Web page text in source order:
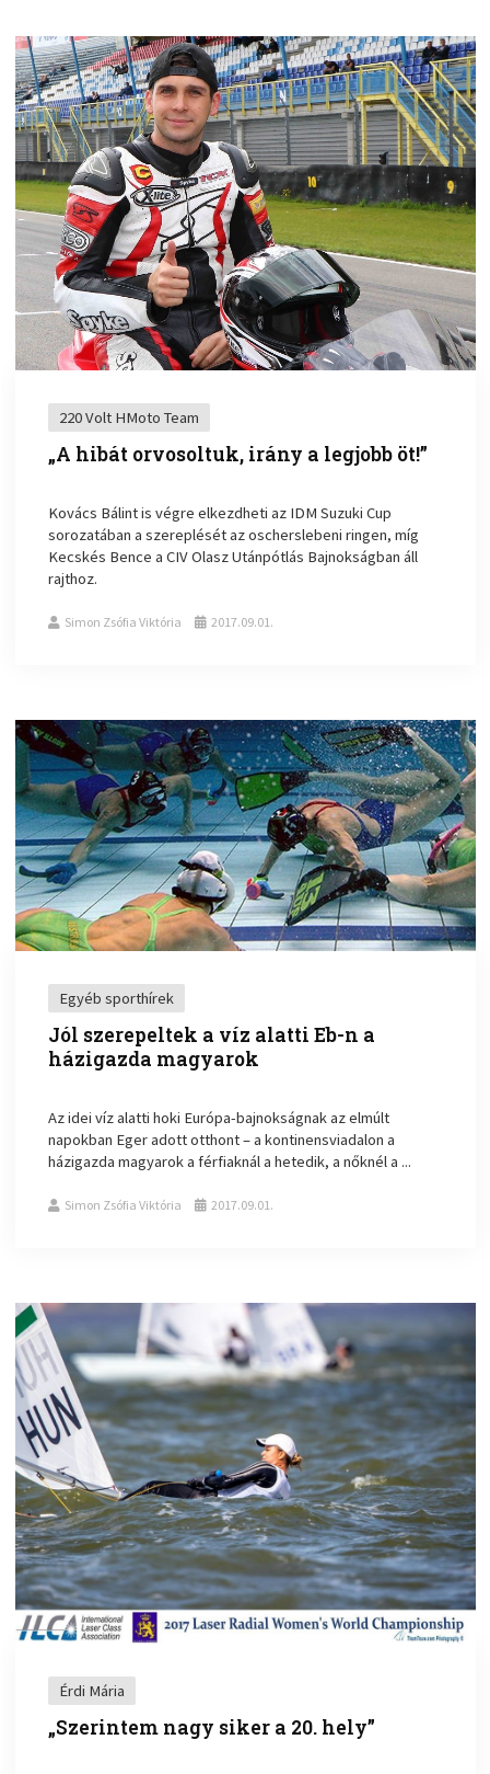
220 Volt HMoto Team
„A hibát orvosoltuk, irány a legjobb öt!”
Kovács Bálint is végre elkezdheti az IDM Suzuki Cup
sorozatában a szereplését az oscherslebeni ringen, míg
Kecskés Bence a CIV Olasz Utánpótlás Bajnokságban áll
rajthoz.
Simon Zsófia Viktória 2017.09.01.
Egyéb sporthírek
Jól szerepeltek a víz alatti Eb-n a
házigazda magyarok
Az idei víz alatti hoki Európa-bajnokságnak az elmúlt
napokban Eger adott otthont – a kontinensviadalon a
házigazda magyarok a férfiaknál a hetedik, a nőknél a ...
Simon Zsófia Viktória 2017.09.01.
Érdi Mária
„Szerintem nagy siker a 20. hely”